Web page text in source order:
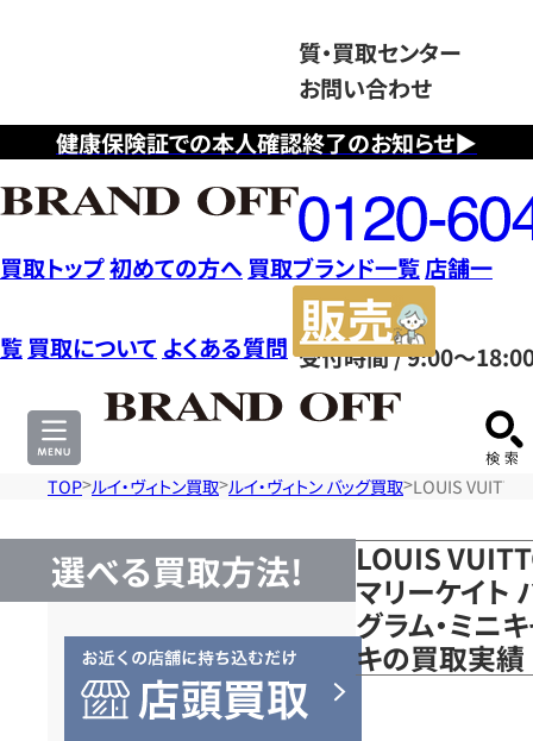
健康保険証での本人確認終了のお知らせ▶
質・買取センター
お問い合わせ
フ
リ
ー
ダ
イ
ヤ
ル
0120604117
受付時間 / 9:00～
買取トップ初めての方へ 買取ブランド一覧店舗一
覧 買取について よくある質問
サ
TOP ルイ・ヴィトン買取 ルイ・ヴィトン バッグ買取 LOUIS
選べる買取方法!
LOUIS
マリーケイト
グラム・ミニ
キの買取実績